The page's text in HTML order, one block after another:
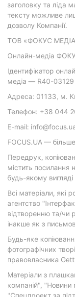
заголовку та ліда
тексту можливе
дозволу Компанії.
ТОВ «ФОКУС
Онлайн-медіа
Ідентифікатор
медіа — R40-03129
Адреса: 01133, м.
Телефон: +38 044
E-mail:
FOCUS.UA —
Передрук,
містить посилання
будь-якому
Всі матеріали, які
агентство
відтворенню та/чи
інакше як з
Будь-яке
фотографічних
правовласника
Матеріали з
компаній", "Новини
"Спецпроект за